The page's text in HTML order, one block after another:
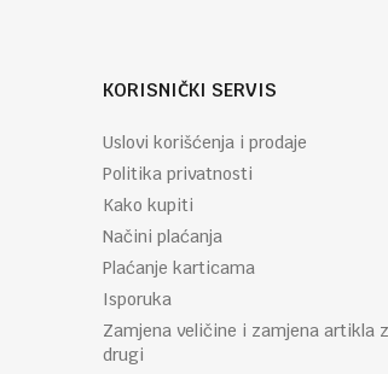
KORISNIČKI SERVIS
Uslovi korišćenja i prodaje
Politika privatnosti
Kako kupiti
Načini plaćanja
Plaćanje karticama
Isporuka
Zamjena veličine i zamjena artikla
drugi